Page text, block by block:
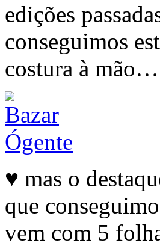
edições
conseguimos
costura à mão…
♥ mas o
que
vem com 5